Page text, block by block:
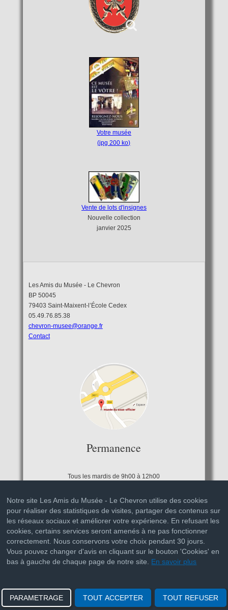
Votre musée
(jpg 200 ko)
Vente de lots d'insignes
Nouvelle collection
janvier 2025
Les Amis du Musée - Le Chevron
BP 50045
79403 Saint-Maixent-l’École Cedex
05.49.76.85.38
chevron-musee@orange.fr
Contact
Permanence
Tous les mardis de 9h00 à 12h00
Mentions légales
Notre site Les Amis du Musée - Le Chevron utilise des cookies
pour réaliser des statistiques de visites, partager des contenus sur
les réseaux sociaux et améliorer votre expérience. En refusant les
cookies, certains services seront amenés à ne pas fonctionner
correctement. Nous conservons votre choix pendant 30 jours.
Vous pouvez changer d'avis en cliquant sur le bouton 'Cookies' en
bas à gauche de chaque page de notre site. En savoir plus
PARAMETRAGE TOUT ACCEPTER TOUT REFUSER